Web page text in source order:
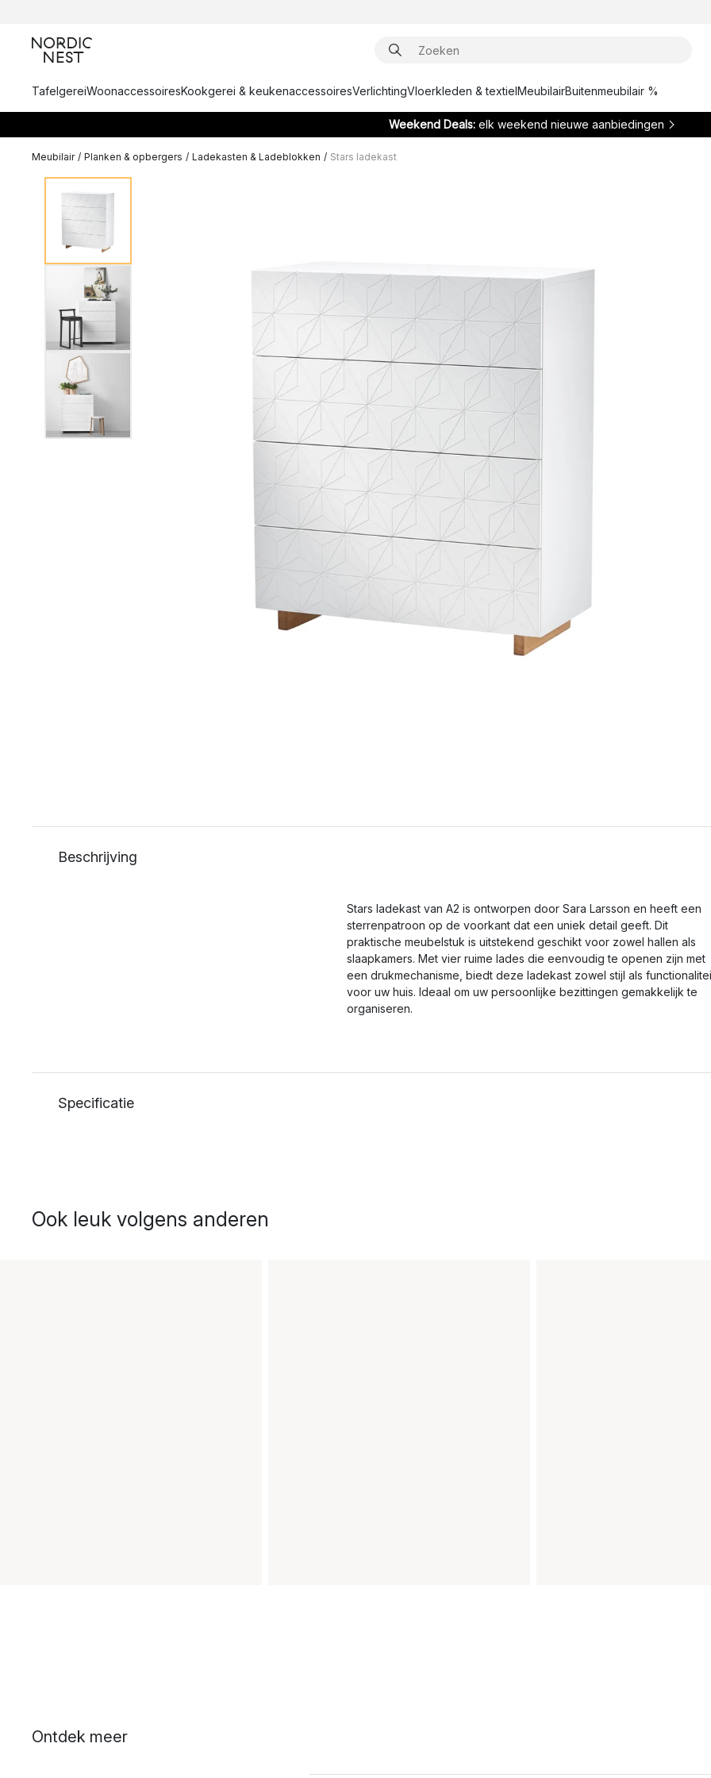
TafelgereiWoonaccessoiresKookgerei & keukenaccessoiresVerlichtingVloerkleden & textielMeubilairBuitenmeubilair %
Weekend Deals: elk weekend nieuwe aanbiedingen
Meubilair / Planken & opbergers / Ladekasten & Ladeblokken / Stars ladekast
Beschrijving
Stars ladekast van A2 is ontworpen door Sara Larsson en heeft een
sterrenpatroon op de voorkant dat een uniek detail geeft. Dit
praktische meubelstuk is uitstekend geschikt voor zowel hallen als
slaapkamers. Met vier ruime lades die eenvoudig te openen zijn met
een drukmechanisme, biedt deze ladekast zowel stijl als
voor uw huis. Ideaal om uw persoonlijke bezittingen gemakkelijk te
organiseren.
Specificatie
Ook leuk volgens anderen
Ontdek meer